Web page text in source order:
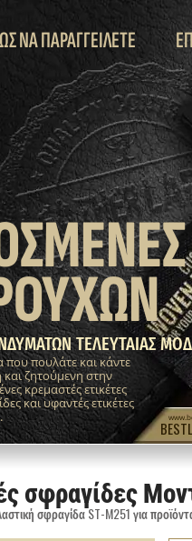
ΤΕΛΕΥΤΑΙΑΣ
που πουλάτε και κάντε
ζητούμενη στην
κρεμαστές ετικέτες
και υφαντές ετικέτες
ΝΑ ΠΑΡΑΓΓΕΙΛΕΤΕ
σφραγίδες